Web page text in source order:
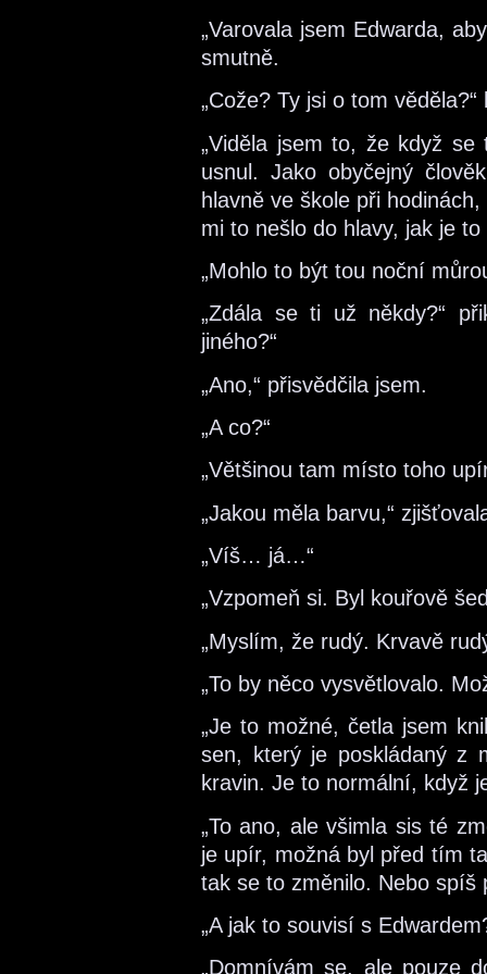
„Varovala jsem Edwarda,
smutně.
„Cože? Ty jsi o tom
„Viděla jsem to, že když
usnul. Jako obyčejný
hlavně ve škole při
mi to nešlo do hlavy, jak je
„Mohlo to být tou noční
„Zdála se ti už někdy?“
jiného?“
„Ano,“ přisvědčila jsem.
„A co?“
„Většinou tam místo toho
„Jakou měla barvu,“
„Víš… já…“
„Vzpomeň si. Byl kouřově
„Myslím, že rudý. Krvavě
„To by něco vysvětlovalo.
„Je to možné, četla jsem
sen, který je poskládaný z
kravin. Je to normální, když
„To ano, ale všimla sis té
je upír, možná byl před tím
tak se to změnilo. Nebo spíš
„A jak to souvisí s
„Domnívám se, ale pouze